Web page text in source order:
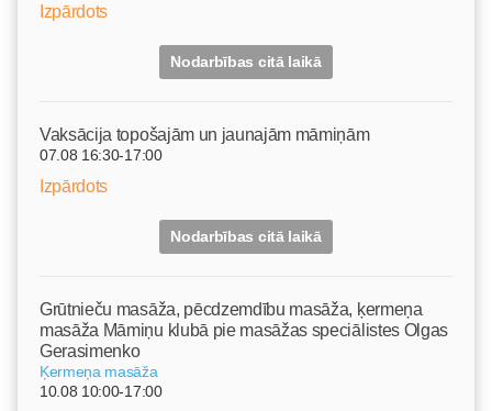
Izpārdots
Nodarbības citā laikā
Vaksācija topošajām un jaunajām māmiņām
07.08 16:30-17:00
Izpārdots
Nodarbības citā laikā
Grūtnieču masāža, pēcdzemdību masāža, ķermeņa
masāža Māmiņu klubā pie masāžas speciālistes Olgas
Gerasimenko
Ķermeņa masāža
10.08 10:00-17:00